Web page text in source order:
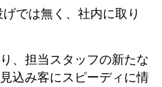
では無く、社内に取り
、担当スタッフの新たな
込み客にスピーディに情